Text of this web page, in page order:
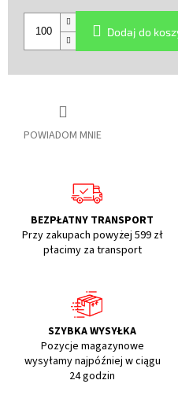
POWIADOM MNIE
jednostkowa:
Dodaj do
BEZPŁATNY TRANSPORT
Przy zakupach powyżej 599 zł
płacimy za transport
SZYBKA WYSYŁKA
Pozycje magazynowe
wysyłamy najpóźniej w ciągu
24 godzin